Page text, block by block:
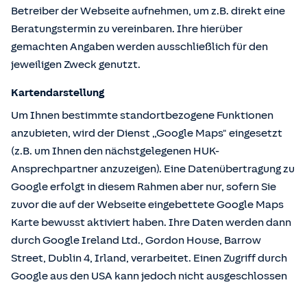
Betreiber der Webseite aufnehmen, um z.B. direkt eine
Beratungstermin zu vereinbaren. Ihre hierüber
gemachten Angaben werden ausschließlich für den
jeweiligen Zweck genutzt.
Kartendarstellung
Um Ihnen bestimmte standortbezogene Funktionen
anzubieten, wird der Dienst „Google Maps" eingesetzt
(z.B. um Ihnen den nächstgelegenen HUK-
Ansprechpartner anzuzeigen). Eine Datenübertragung zu
Google erfolgt in diesem Rahmen aber nur, sofern Sie
zuvor die auf der Webseite eingebettete Google Maps
Karte bewusst aktiviert haben. Ihre Daten werden dann
durch Google Ireland Ltd., Gordon House, Barrow
Street, Dublin 4, Irland, verarbeitet. Einen Zugriff durch
Google aus den USA kann jedoch nicht ausgeschlossen